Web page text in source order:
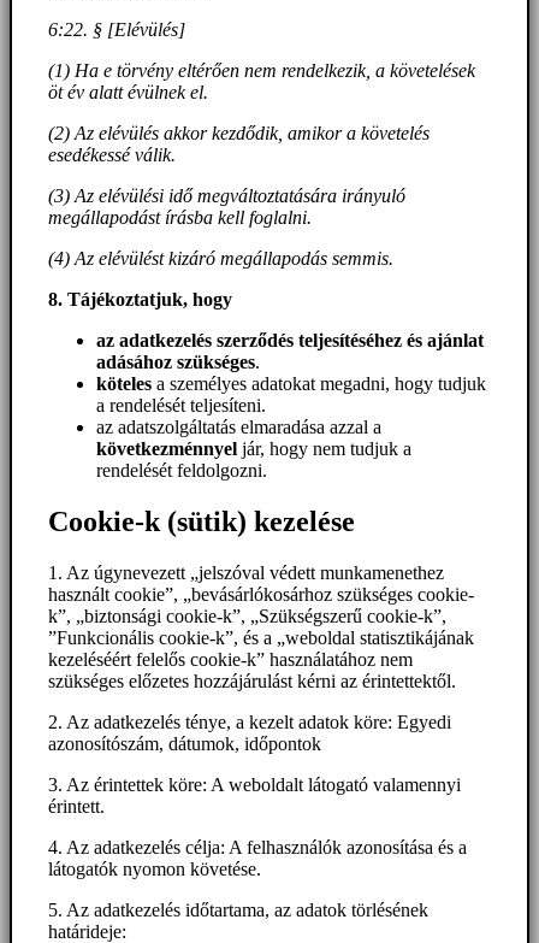
6:22. § [Elévülés]
(1) Ha e törvény eltérően nem rendelkezik, a követelések
öt év alatt évülnek el.
(2) Az elévülés akkor kezdődik, amikor a követelés
esedékessé válik.
(3) Az elévülési idő megváltoztatására irányuló
megállapodást írásba kell foglalni.
(4) Az elévülést kizáró megállapodás semmis.
8. Tájékoztatjuk, hogy
az adatkezelés szerződés teljesítéséhez és ajánlat
adásához szükséges.
köteles a személyes adatokat megadni, hogy tudjuk
a rendelését teljesíteni.
az adatszolgáltatás elmaradása azzal a
következménnyel jár, hogy nem tudjuk a
rendelését feldolgozni.
Cookie-k (sütik) kezelése
1. Az úgynevezett „jelszóval védett munkamenethez
használt cookie”, „bevásárlókosárhoz szükséges cookie-
k”, „biztonsági cookie-k”, „Szükségszerű cookie-k”,
”Funkcionális cookie-k”, és a „weboldal statisztikájának
kezeléséért felelős cookie-k” használatához nem
szükséges előzetes hozzájárulást kérni az érintettektől.
2. Az adatkezelés ténye, a kezelt adatok köre: Egyedi
azonosítószám, dátumok, időpontok
3. Az érintettek köre: A weboldalt látogató valamennyi
érintett.
4. Az adatkezelés célja: A felhasználók azonosítása és a
látogatók nyomon követése.
5. Az adatkezelés időtartama, az adatok törlésének
határideje: